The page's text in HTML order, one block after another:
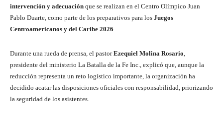
intervención y adecuación que se realizan en el Centro Olímpico Juan
Pablo Duarte, como parte de los preparativos para los Juegos
Centroamericanos y del Caribe 2026
Durante una rueda de prensa, el pastorEzequiel Molina Rosario
presidente del ministerio La Batalla de la Fe Inc., explicó que, aunque la
reducción representa un reto logístico importante, la organización ha
decidido acatar las disposiciones oficiales con responsabilidad, priorizando
la seguridad de los asistentes.